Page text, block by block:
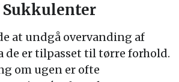
Sukkulenter
at undgå overvanding af
de er tilpasset til tørre forhold.
om ugen er ofte